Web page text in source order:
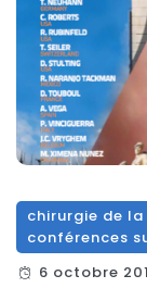
chirurgie de
conférences
6 octobre